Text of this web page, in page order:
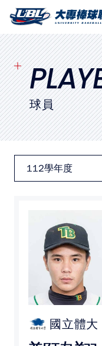
SITEMAP
首頁
球隊戰績
賽程表
球隊與球員
比賽場地
最新消息
媒體文章
下載專區
球員
國立體大